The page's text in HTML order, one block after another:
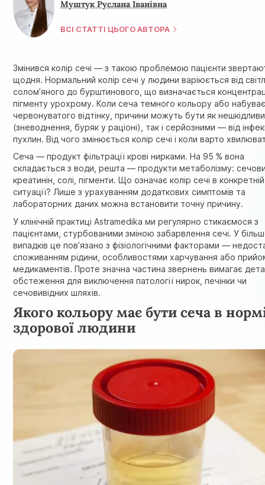
Муштук Руслана Іванівна
ВСІ СТАТТІ ЦЬОГО АВТОРА
Змінився колір сечі — з такою проблемою пацієнти
щодня. Нормальний колір сечі у людини варіюється від
солом’яного до бурштинового, що визначається
пігменту урохрому. Коли сеча темного кольору або
червонуватого відтінку, причини можуть бути як
(зневоднення, буряк у раціоні), так і серйозними — від
пухлин. Від чого змінюється колір сечі і коли варто
Сеча — продукт фільтрації крові нирками. На 95 % вона
складається з води, решта — продукти метаболізму:
креатинін, солі, пігменти. Що означає колір сечі в конкретній
ситуації? Лише з урахуванням додаткових симптомів та
лабораторних даних можна встановити точну причину.
У клінічній практиці Astramedika ми регулярно стикаємося з
пацієнтами, стурбованими зміною забарвлення сечі. У
випадків це пов’язано з фізіологічними факторами —
споживанням рідини, особливостями харчування або
медикаментів. Проте значна частина звернень вимагає
обстеження для виключення патології нирок, печінки чи
сечовивідних шляхів.
Якого кольору має бути сеча в
здорової людини